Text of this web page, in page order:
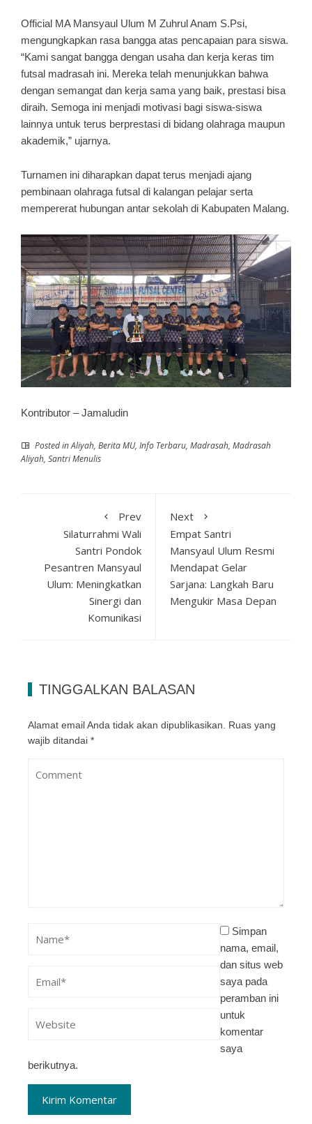
Official MA Mansyaul Ulum M Zuhrul Anam S.Psi,
mengungkapkan rasa bangga atas pencapaian para siswa.
“Kami sangat bangga dengan usaha dan kerja keras tim
futsal madrasah ini. Mereka telah menunjukkan bahwa
dengan semangat dan kerja sama yang baik, prestasi bisa
diraih. Semoga ini menjadi motivasi bagi siswa-siswa
lainnya untuk terus berprestasi di bidang olahraga maupun
akademik,” ujarnya.
Turnamen ini diharapkan dapat terus menjadi ajang
pembinaan olahraga futsal di kalangan pelajar serta
mempererat hubungan antar sekolah di Kabupaten Malang.
Kontributor – Jamaludin
Posted inAliyah, Berita MU, Info Terbaru, Madrasah, Madrasah
Aliyah, Santri Menulis
Prev
Silaturrahmi Wali
Santri Pondok
Pesantren Mansyaul
Ulum: Meningkatkan
Sinergi dan
Komunikasi
Next
Empat Santri
Mansyaul Ulum Resmi
Mendapat Gelar
Sarjana: Langkah Baru
Mengukir Masa Depan
TINGGALKAN BALASAN
Alamat email Anda tidak akan dipublikasikan.
Ruas yang
wajib ditandai *
Simpan
nama, email,
dan situs web
saya pada
peramban ini
untuk
komentar
saya
berikutnya.